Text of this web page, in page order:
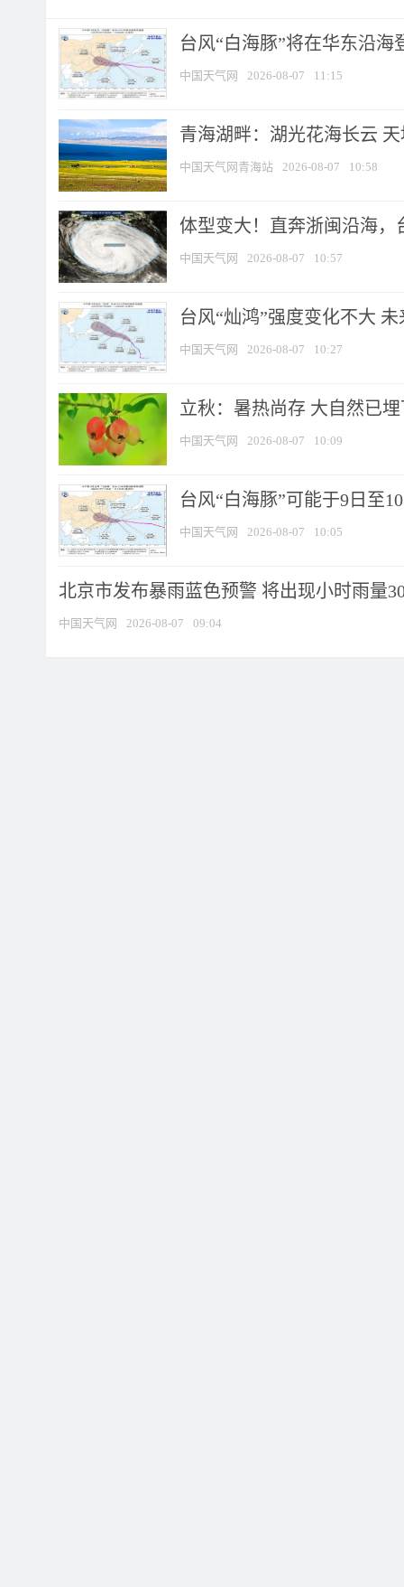
台风“白海豚”将在华东沿
中国天气网 2026-08-07 11:15
青海湖畔：湖光花海长云
中国天气网青海站 2026-08-07 10:58
体型变大！直奔浙闽沿海，
中国天气网 2026-08-07 10:57
台风“灿鸿”强度变化不大
中国天气网 2026-08-07 10:27
立秋：暑热尚存 大自然已
中国天气网 2026-08-07 10:09
台风“白海豚”可能于9日至
中国天气网 2026-08-07 10:05
北京市发布暴雨蓝色预警 将出现小时雨量
中国天气网 2026-08-07 09:04